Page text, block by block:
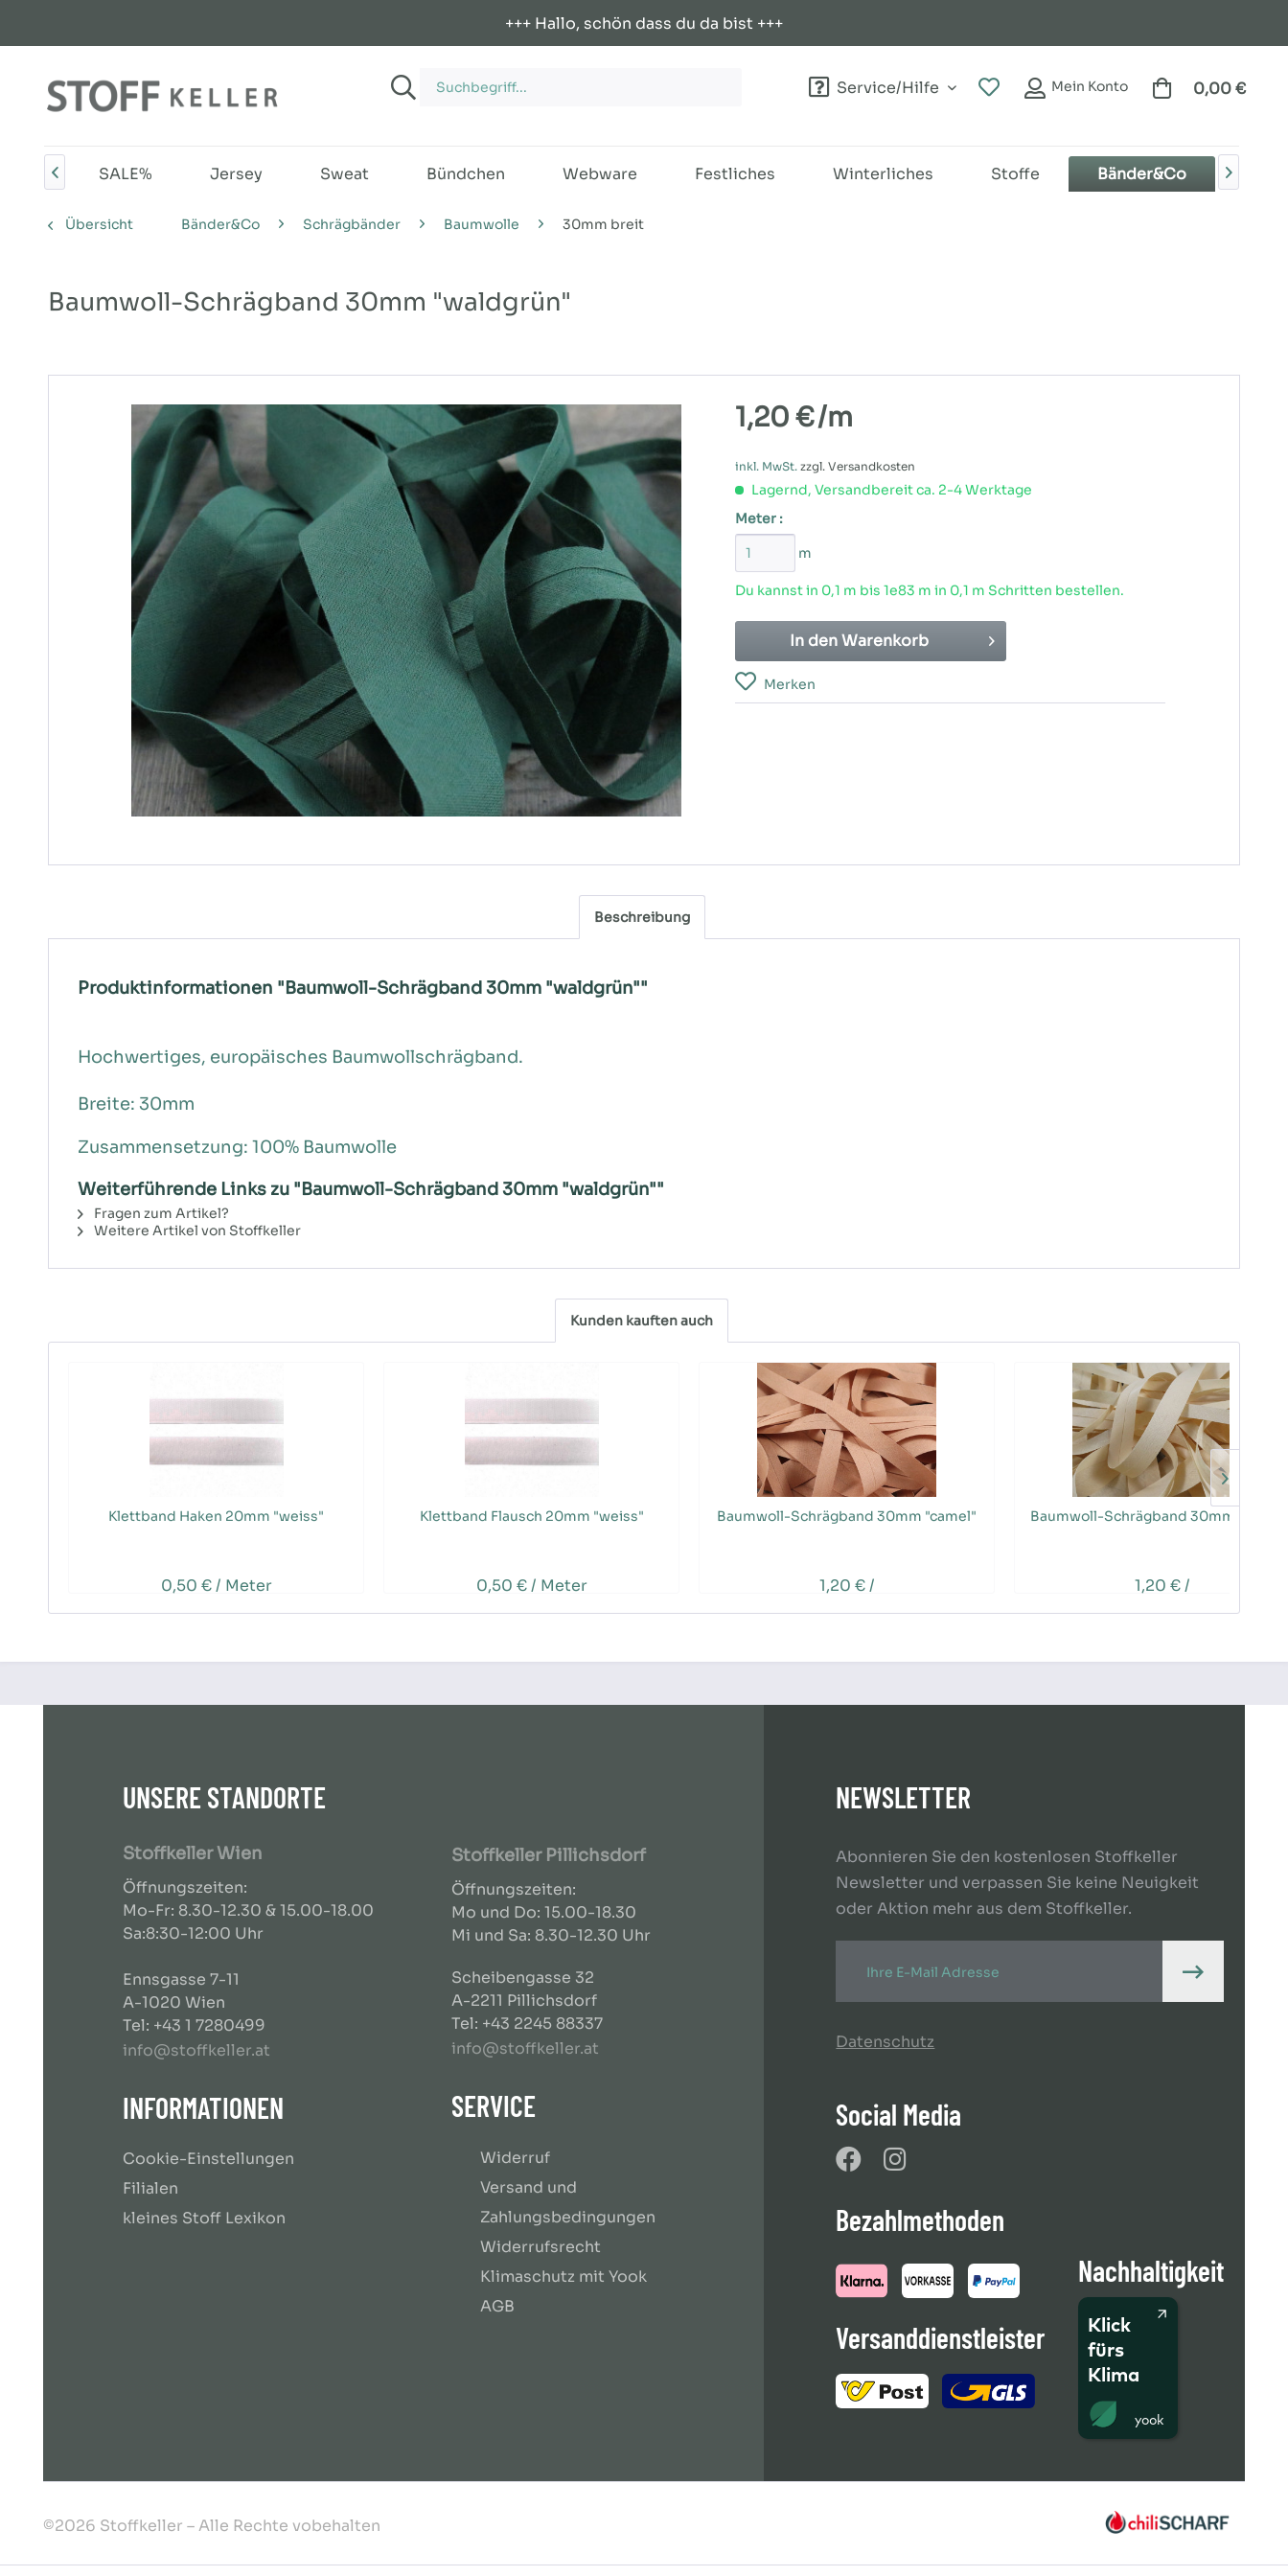
+++ Hallo, schön dass du da bist +++
Service/Hilfe Mein Konto 0,00 €
SALE% Jersey Sweat Bündchen Webware Festliches Winterliches Stoffe Bänder&Co
 
Übersicht Bänder&Co Schrägbänder Baumwolle 30mm breit
Baumwoll-Schrägband 30mm "waldgrün"
1,20 €/m
inkl. MwSt. zzgl. Versandkosten
Lagernd, Versandbereit ca. 2-4 Werktage
Meter :
m
Du kannst in 0,1 m bis 1e83 m in 0,1 m Schritten bestellen.
In den Warenkorb
Merken
Beschreibung
Produktinformationen "Baumwoll-Schrägband 30mm "waldgrün""
Hochwertiges, europäisches Baumwollschrägband.
Breite: 30mm
Zusammensetzung: 100% Baumwolle
Weiterführende Links zu "Baumwoll-Schrägband 30mm "waldgrün""
Fragen zum Artikel?
Weitere Artikel von Stoffkeller
Kunden kauften auch
Klettband Haken 20mm "weiss"
0,50 € / Meter
Klettband Flausch 20mm "weiss"
0,50 € / Meter
Baumwoll-Schrägband 30mm "camel"
1,20 € /
Baumwoll-Schrägband 30mm
1,20 € /
UNSERE STANDORTE
Stoffkeller Wien
Öffnungszeiten:
Mo-Fr: 8.30-12.30 & 15.00-18.00
Sa:8:30-12:00 Uhr
Ennsgasse 7-11
A-1020 Wien
Tel: +43 1 7280499
info@stoffkeller.at
INFORMATIONEN
Cookie-Einstellungen
Filialen
kleines Stoff Lexikon
Stoffkeller Pillichsdorf
Öffnungszeiten:
Mo und Do: 15.00-18.30
Mi und Sa: 8.30-12.30 Uhr
Scheibengasse 32
A-2211 Pillichsdorf
Tel: +43 2245 88337
info@stoffkeller.at
SERVICE
Widerruf
Versand und
Zahlungsbedingungen
Widerrufsrecht
Klimaschutz mit Yook
AGB
NEWSLETTER
Abonnieren Sie den kostenlosen Stoffkeller
Newsletter und verpassen Sie keine Neuigkeit
oder Aktion mehr aus dem Stoffkeller.
Datenschutz
Social Media
Bezahlmethoden
Versanddienstleister
Nachhaltigkeit
Klick
fürs
Klima
©2026 Stoffkeller – Alle Rechte vobehalten